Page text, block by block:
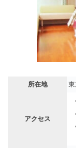
所在地
アクセス